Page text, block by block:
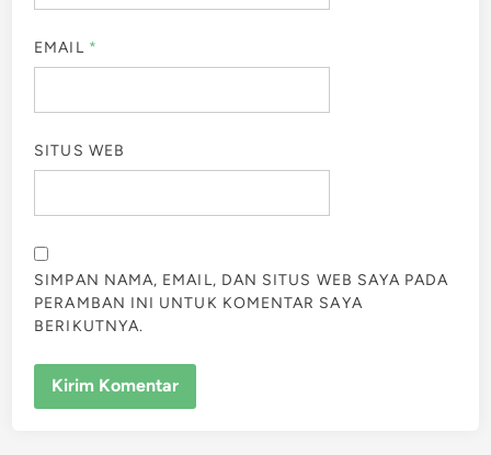
EMAIL *
SITUS WEB
SIMPAN NAMA, EMAIL, DAN SITUS WEB SAYA PADA
PERAMBAN INI UNTUK KOMENTAR SAYA
BERIKUTNYA.